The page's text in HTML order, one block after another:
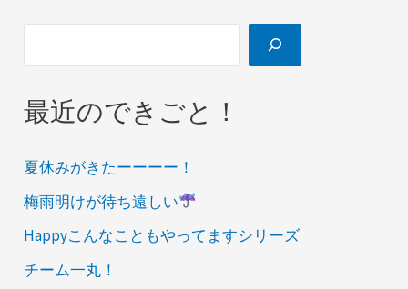
最近のできごと！
夏休みがきたーーーー！
梅雨明けが待ち遠しい
Happyこんなこともやってますシリーズ
チーム一丸！